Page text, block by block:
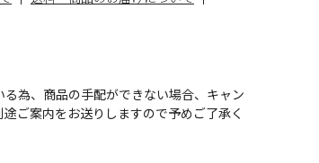
為、商品の手配ができない場合、キャン
ご案内をお送りしますので予めご了承く